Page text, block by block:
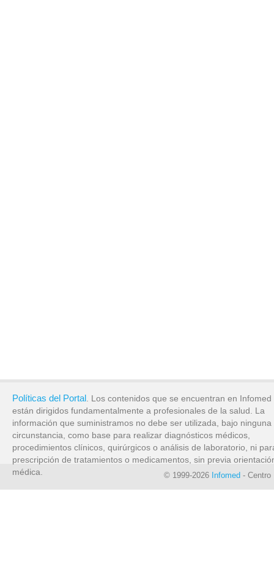
Políticas del Portal. Los contenidos que se encuentran en Infomed
están dirigidos fundamentalmente a profesionales de la salud. La
información que suministramos no debe ser utilizada, bajo ninguna
circunstancia, como base para realizar diagnósticos médicos,
procedimientos clínicos, quirúrgicos o análisis de laboratorio, ni
prescripción de tratamientos o medicamentos, sin previa
médica.
© 1999-2026 Infomed - Centro